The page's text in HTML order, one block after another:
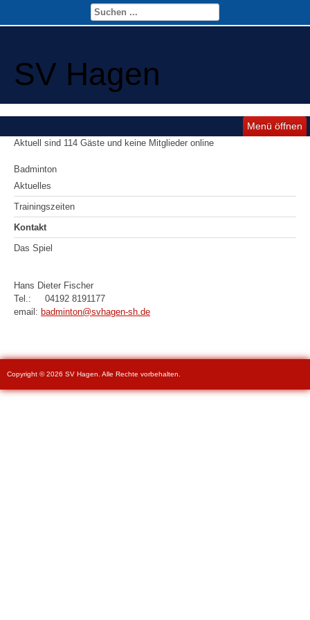
SV Hagen
Menü öffnen
Aktuell sind 114 Gäste und keine Mitglieder online
Badminton
Aktuelles
Trainingszeiten
Kontakt
Das Spiel
Hans Dieter Fischer
Tel.: 04192 8191177
email: badminton@svhagen-sh.de
Copyright © 2026 SV Hagen. Alle Rechte vorbehalten.